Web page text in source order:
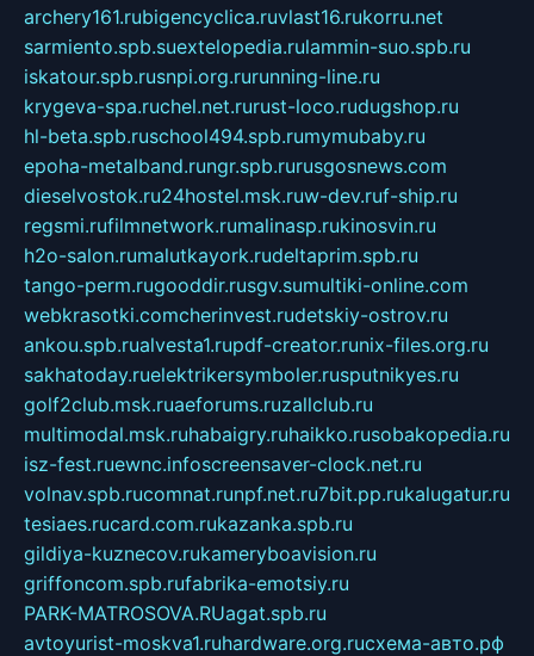
archery161.rubigencyclica.ruvlast16.rukorru.net
sarmiento.spb.suextelopedia.rulammin-suo.spb.ru
iskatour.spb.rusnpi.org.rurunning-line.ru
krygeva-spa.ruchel.net.rurust-loco.rudugshop.ru
hl-beta.spb.ruschool494.spb.rumymubaby.ru
epoha-metalband.rungr.spb.rurusgosnews.com
dieselvostok.ru24hostel.msk.ruw-dev.ruf-ship.ru
regsmi.rufilmnetwork.rumalinasp.rukinosvin.ru
h2o-salon.rumalutkayork.rudeltaprim.spb.ru
tango-perm.rugooddir.rusgv.sumultiki-online.com
webkrasotki.comcherinvest.rudetskiy-ostrov.ru
ankou.spb.rualvesta1.rupdf-creator.runix-files.org.ru
sakhatoday.ruelektrikersymboler.rusputnikyes.ru
golf2club.msk.ruaeforums.ruzallclub.ru
multimodal.msk.ruhabaigry.ruhaikko.rusobakopedia.ru
isz-fest.ruewnc.infoscreensaver-clock.net.ru
volnav.spb.rucomnat.runpf.net.ru7bit.pp.rukalugatur.ru
tesiaes.rucard.com.rukazanka.spb.ru
gildiya-kuznecov.rukameryboavision.ru
griffoncom.spb.rufabrika-emotsiy.ru
PARK-MATROSOVA.RUagat.spb.ru
avtoyurist-moskva1.ruhardware.org.ruсхема-авто.рф